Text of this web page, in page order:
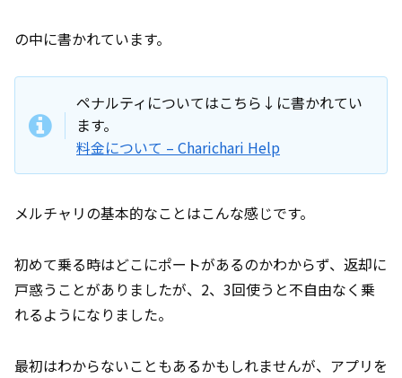
の中に書かれています。
ペナルティについてはこちら↓に書かれてい
ます。
料金について – Charichari Help
メルチャリの基本的なことはこんな感じです。
初めて乗る時はどこにポートがあるのかわからず、返却に
戸惑うことがありましたが、2、3回使うと不自由なく乗
れるようになりました。
最初はわからないこともあるかもしれませんが、アプリを